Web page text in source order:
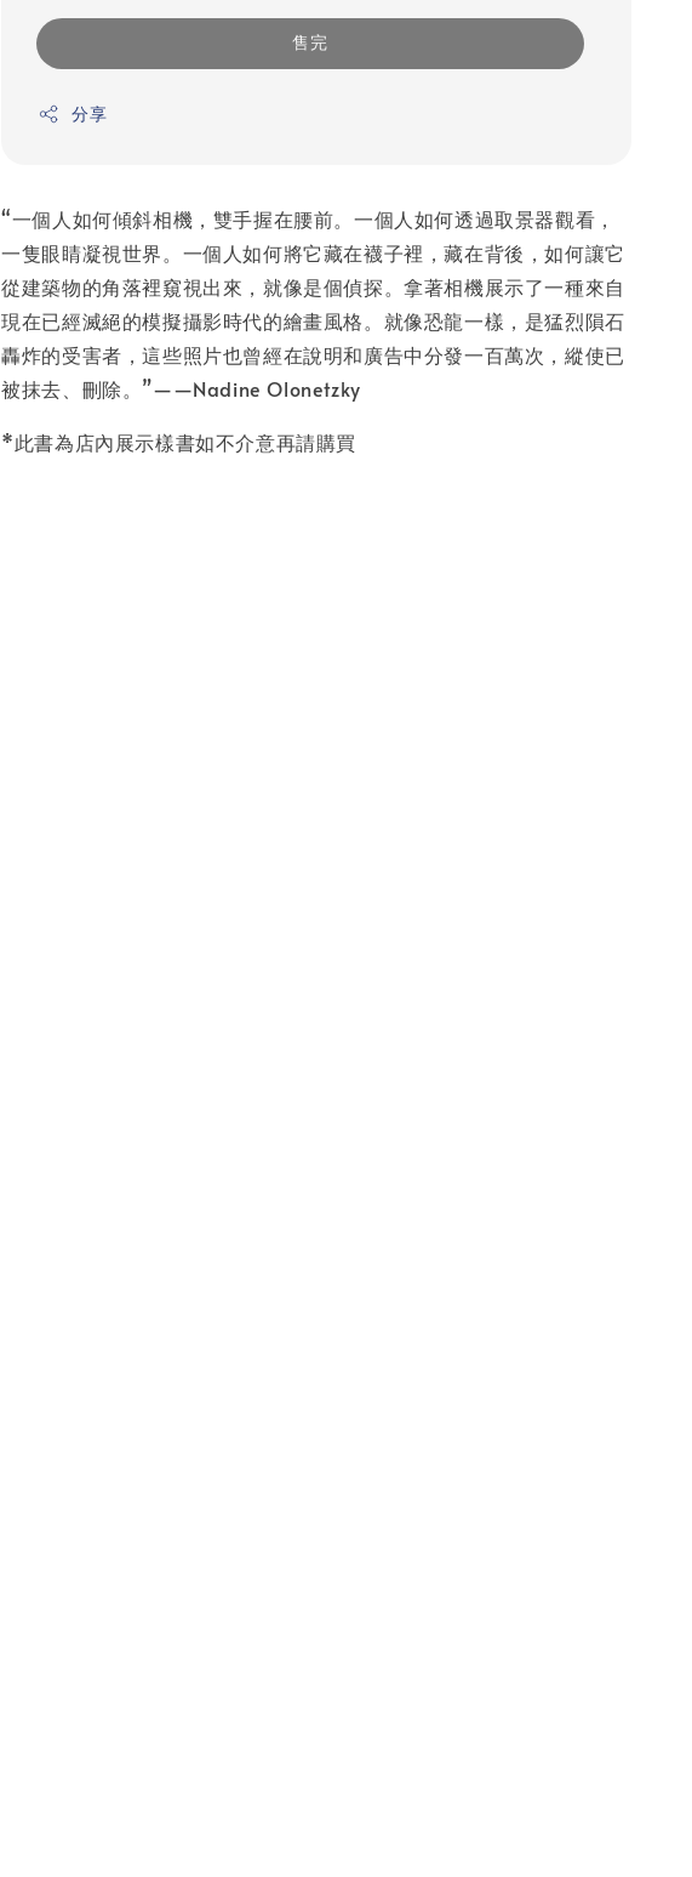
售完
分享
“一個人如何傾斜相機，雙手握在腰前。一個人如何透過取景器觀看，
一隻眼睛凝視世界。一個人如何將它藏在襪子裡，藏在背後，如何讓它
從建築物的角落裡窺視出來，就像是個偵探。拿著相機展示了一種來自
現在已經滅絕的模擬攝影時代的繪畫風格。就像恐龍一樣，是猛烈隕石
轟炸的受害者，這些照片也曾經在說明和廣告中分發一百萬次，縱使已
被抹去、刪除。”——Nadine Olonetzky
*此書為店內展示樣書如不介意再請購買